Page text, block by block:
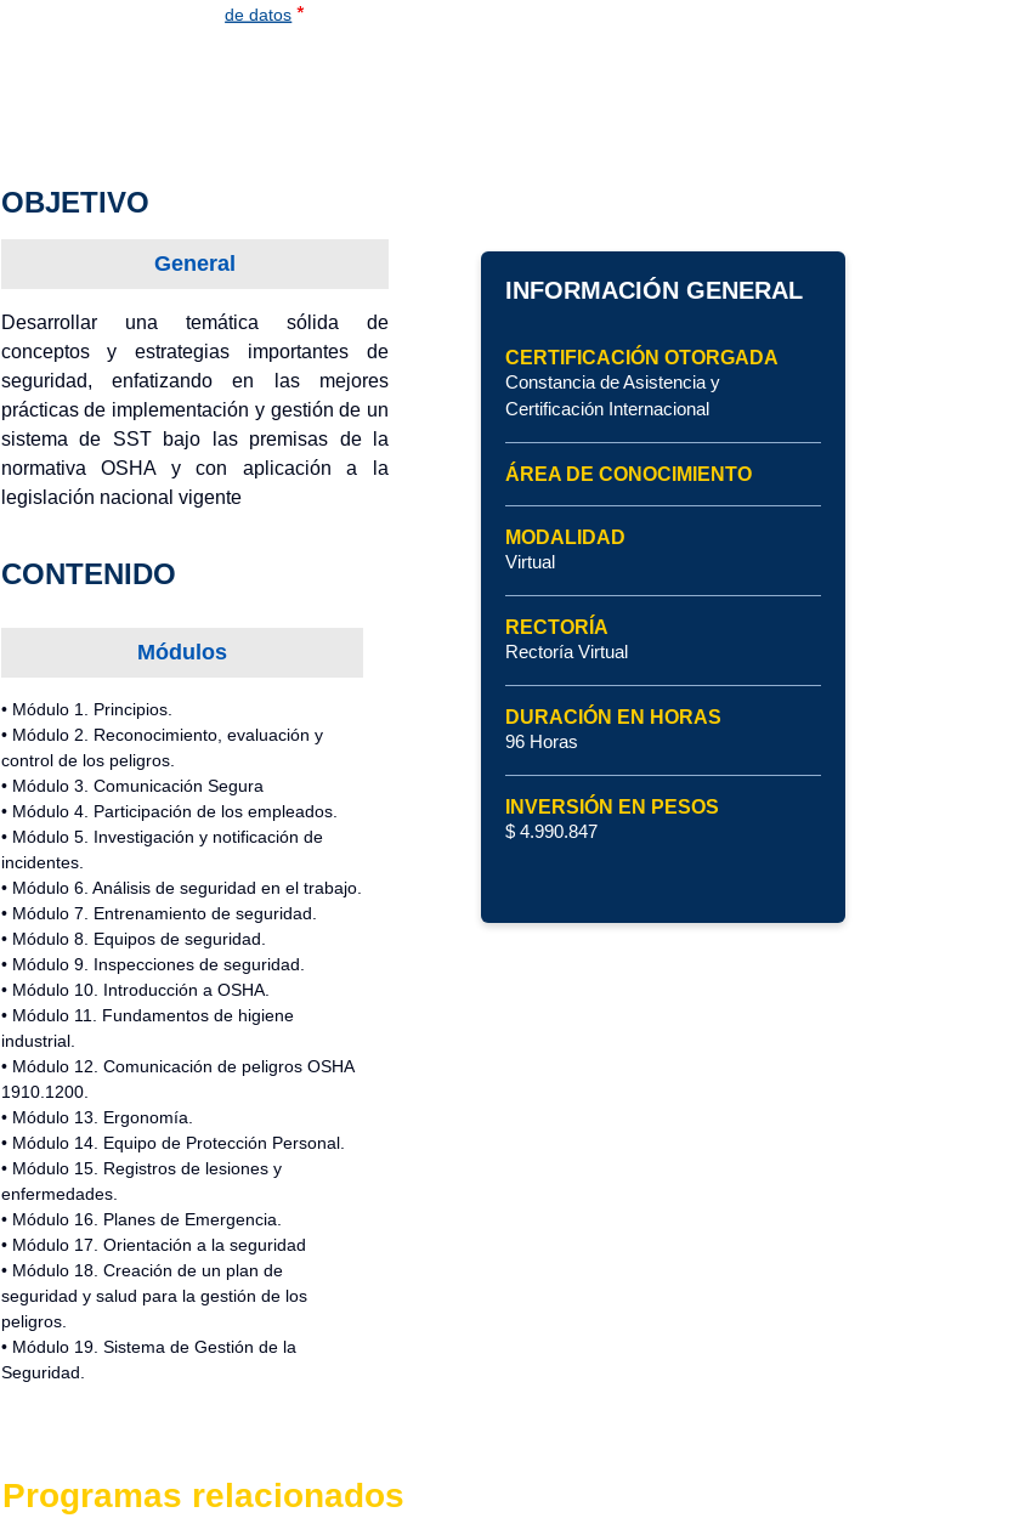
de datos
OBJETIVO
General
Desarrollar una temática sólida de
conceptos y estrategias importantes de
seguridad, enfatizando en las mejores
prácticas de implementación y gestión de un
sistema de SST bajo las premisas de la
normativa OSHA y con aplicación a la
legislación nacional vigente
CONTENIDO
Módulos
• Módulo 1. Principios.
• Módulo 2. Reconocimiento, evaluación y
control de los peligros.
• Módulo 3. Comunicación Segura
• Módulo 4. Participación de los empleados.
• Módulo 5. Investigación y notificación de
incidentes.
• Módulo 6. Análisis de seguridad en el trabajo.
• Módulo 7. Entrenamiento de seguridad.
• Módulo 8. Equipos de seguridad.
• Módulo 9. Inspecciones de seguridad.
• Módulo 10. Introducción a OSHA.
• Módulo 11. Fundamentos de higiene
industrial.
• Módulo 12. Comunicación de peligros OSHA
1910.1200.
• Módulo 13. Ergonomía.
• Módulo 14. Equipo de Protección Personal.
• Módulo 15. Registros de lesiones y
enfermedades.
• Módulo 16. Planes de Emergencia.
• Módulo 17. Orientación a la seguridad
• Módulo 18. Creación de un plan de
seguridad y salud para la gestión de los
peligros.
• Módulo 19. Sistema de Gestión de la
Seguridad.
INFORMACIÓN GENERAL
CERTIFICACIÓN OTORGADA
Constancia de Asistencia y
Certificación Internacional
ÁREA DE CONOCIMIENTO
MODALIDAD
Virtual
RECTORÍA
Rectoría Virtual
DURACIÓN EN HORAS
96 Horas
INVERSIÓN EN PESOS
$ 4.990.847
Programas relacionados